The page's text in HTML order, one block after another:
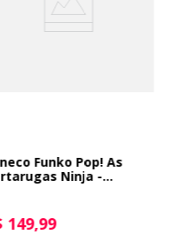
Funko Pop! As
Ninja -
149,99